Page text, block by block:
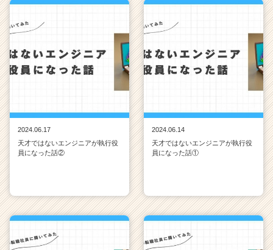
2024.06.17
天才ではないエンジニアが執行役
員になった話②
2024.06.14
天才ではないエンジニアが執行役
員になった話①